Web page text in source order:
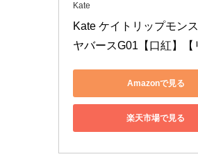
Kate
Kate ケイトリップモン
ヤバースG01【口紅】【
Amazonで見る
楽天市場で見る